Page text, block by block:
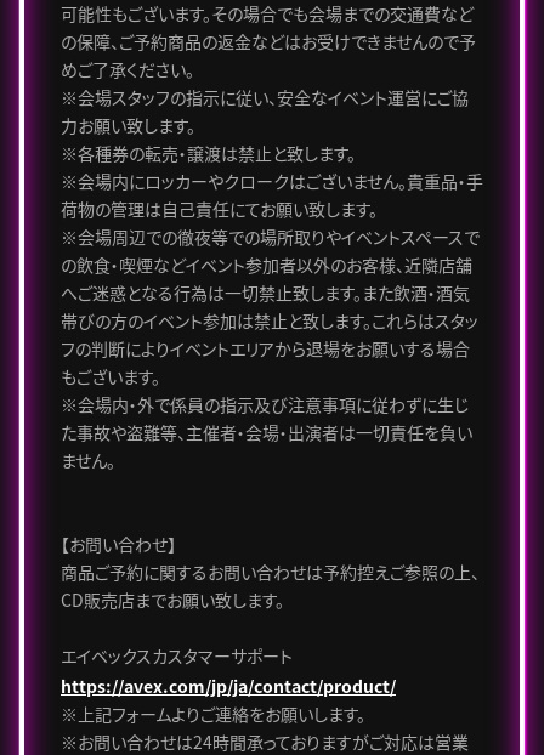
可能性もございます。その場合でも会場までの交通費など
の保障、ご予約商品の返金などはお受けできませんので予
めご了承ください。
※会場スタッフの指示に従い、安全なイベント運営にご協
力お願い致します。
※各種券の転売・譲渡は禁止と致します。
※会場内にロッカーやクロークはございません。貴重品・手
荷物の管理は自己責任にてお願い致します。
※会場周辺での徹夜等での場所取りやイベントスペースで
の飲食・喫煙などイベント参加者以外のお客様、近隣店舗
へご迷惑となる行為は一切禁止致します。また飲酒・酒気
帯びの方のイベント参加は禁止と致します。これらはスタッ
フの判断によりイベントエリアから退場をお願いする場合
もございます。
※会場内・外で係員の指示及び注意事項に従わずに生じ
た事故や盗難等、主催者・会場・出演者は一切責任を負い
ません。
【お問い合わせ】
商品ご予約に関するお問い合わせは予約控えご参照の上、
CD販売店までお願い致します。
エイベックスカスタマーサポート
https://avex.com/jp/ja/contact/product/
※上記フォームよりご連絡をお願いします。
※お問い合わせは24時間承っておりますがご対応は営業